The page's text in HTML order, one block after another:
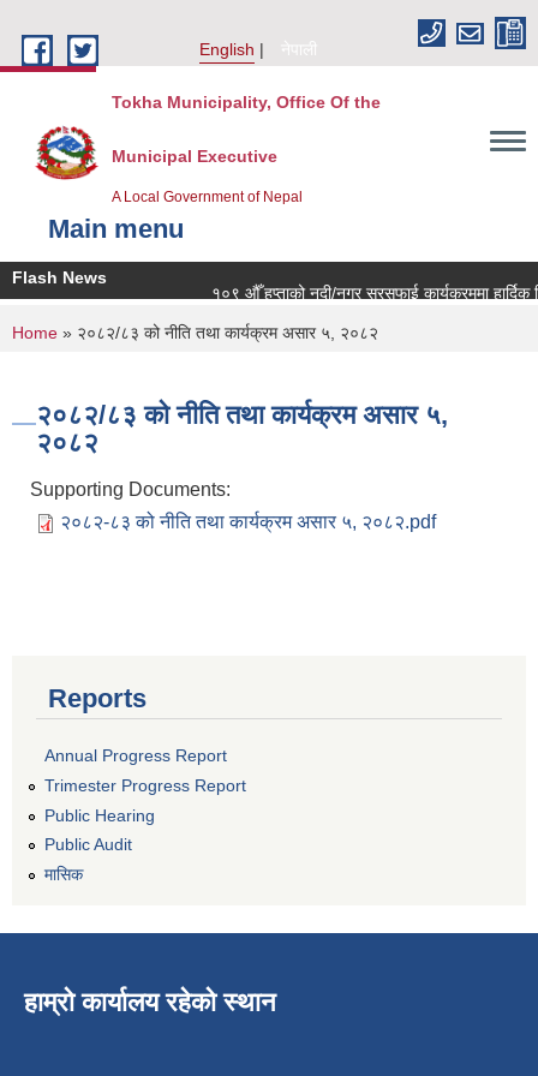
English
नेपाली
Tokha Municipality, Office Of the
Municipal Executive
A Local Government of Nepal
Main menu
Flash News
१०९ औँ हप्ताको नदी/नगर सरसफाई कार्यक्रममा हार्दिक
You are here
Home » २०८२/८३ को नीति तथा कार्यक्रम असार ५, २०८२
२०८२/८३ को नीति तथा कार्यक्रम असार ५,
२०८२
Supporting Documents:
२०८२-८३ को नीति तथा कार्यक्रम असार ५, २०८२.pdf
Reports
Annual Progress Report
Trimester Progress Report
Public Hearing
Public Audit
मासिक
हाम्रो कार्यालय रहेको स्थान